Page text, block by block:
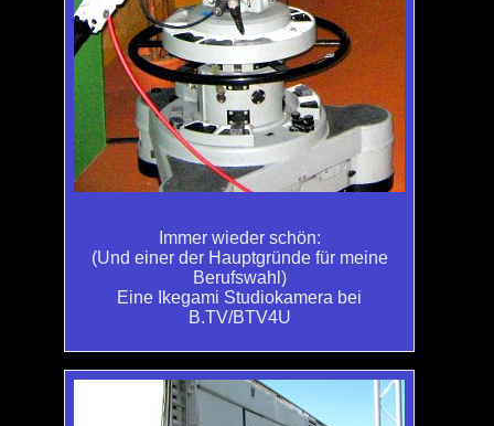
Immer wieder schön:
(Und einer der Hauptgründe für meine
Berufswahl)
Eine Ikegami Studiokamera bei
B.TV/BTV4U